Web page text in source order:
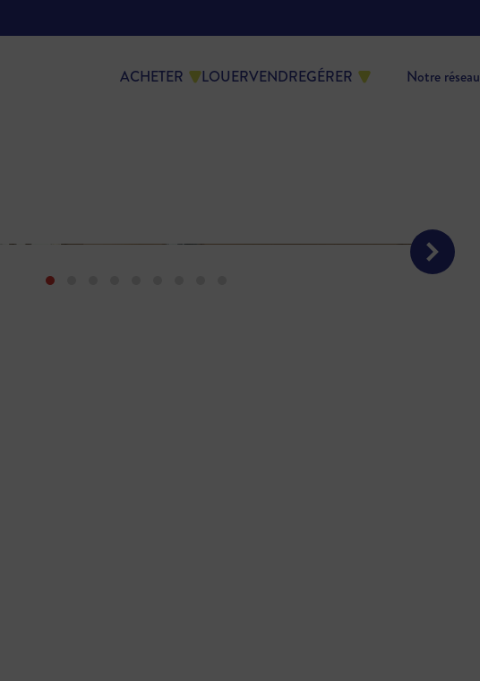
ACHETER LOUERVENDREGÉRER Notre réseau